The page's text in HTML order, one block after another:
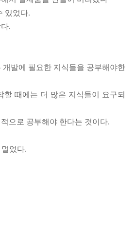
있었다.
.
개발에 필요한 지식들을 공부해야한
할 때에는 더 많은 지식들이 요구되
으로 공부해야 한다는 것이다.
었다.